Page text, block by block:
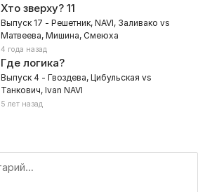
Хто зверху?11
Выпуск 17 - Решетник, NAVI, Заливако vs
Матвеева, Мишина, Смеюха
4 года назад
Где логика?
Выпуск 4 - Гвоздева, Цибульская vs
Танкович, Ivan NAVI
5 лет назад